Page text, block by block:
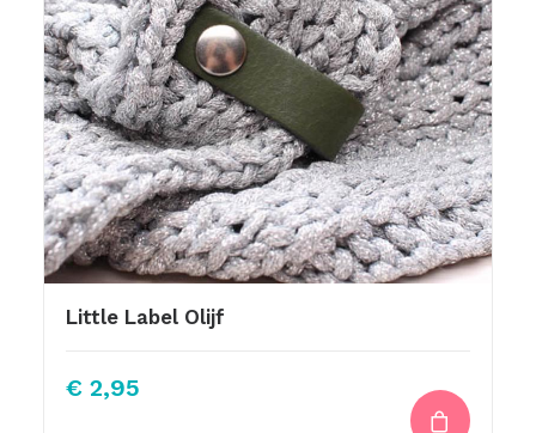
Little Label Olijf
€ 2,95